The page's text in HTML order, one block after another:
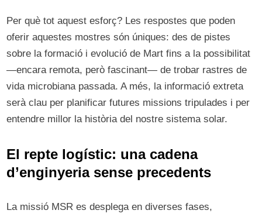
Per què tot aquest esforç? Les respostes que poden
oferir aquestes mostres són úniques: des de pistes
sobre la formació i evolució de Mart fins a la possibilitat
—encara remota, però fascinant— de trobar rastres de
vida microbiana passada. A més, la informació extreta
serà clau per planificar futures missions tripulades i per
entendre millor la història del nostre sistema solar.
El repte logístic: una cadena
d’enginyeria sense precedents
La missió MSR es desplega en diverses fases,